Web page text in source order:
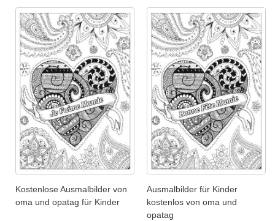
Kostenlose Ausmalbilder von
oma und opatag für Kinder
Ausmalbilder für Kinder
kostenlos von oma und
opatag